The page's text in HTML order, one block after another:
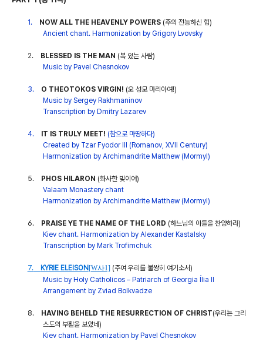
1. NOW ALL THE HEAVENLY POWERS(주의 전능하신 힘)
Ancient chant. Harmonization by Grigory Lvovsky
2. BLESSED IS THE MAN (복 있는 사람)
Music by Pavel Chesnokov
3. O THEOTOKOS VIRGIN! (오 성모 마리아여!)
Music by Sergey Rakhmaninov
Transcription by Dmitry Lazarev
4. IT IS TRULY MEET! (참으로 마땅하다)
Created by Tzar Fyodor lll (Romanov, XVII Century)
Harmonization by Archimandrite Matthew (Mormyl)
5. PHOS HILARON (화사한 빛이여)
Valaam Monastery chant
Harmonization by Archimandrite Matthew (Mormyl)
6. PRAISE YE THE NAME OF THE LORD (하느님의 아들을 찬양하라)
Kiev chant. Harmonization by Alexander Kastalsky
Transcription by Mark Trofimchuk
7. KYRIE ELEISON[W사1] (주여 우리를 불쌍히 여기소서)
Music by Holy Catholicos – Patriarch of Georgia Ília ll
Arrangement by Zviad Bolkvadze
8. HAVING BEHELD THE RESURRECTION OF CHRIST(우리는 그리
스도의 부활을 보았네)
Kiev chant. Harmonization by Pavel Chesnokov